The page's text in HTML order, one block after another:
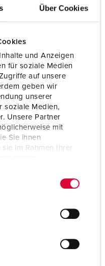
Über Cookies
und Anzeigen
für soziale Medien
auf unsere
geben wir
unserer
soziale Medien,
Unsere Partner
mit
Sie ihnen
im Rahmen Ihrer